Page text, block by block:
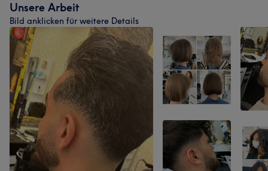
Unsere Arbeit
Bild anklicken für weitere Details